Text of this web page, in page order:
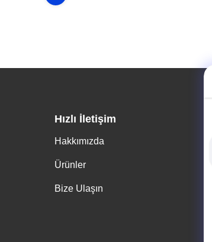
Hızlı İletişim
Hakkımızda
Ürünler
Bize Ulaşın